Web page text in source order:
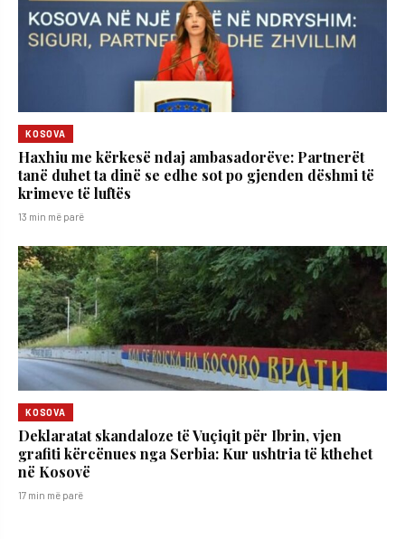
KOSOVA
​Haxhiu me kërkesë ndaj ambasadorëve: Partnerët
tanë duhet ta dinë se edhe sot po gjenden dëshmi të
krimeve të luftës
13 min më parë
KOSOVA
Deklaratat skandaloze të Vuçiqit për Ibrin, vjen
grafiti kërcënues nga Serbia: Kur ushtria të kthehet
në Kosovë
17 min më parë